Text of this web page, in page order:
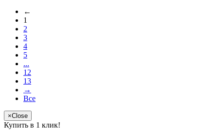
←
1
2
3
4
5
...
12
13
→
Все
×Close
Купить в 1 клик!